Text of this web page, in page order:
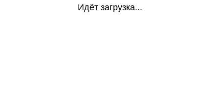
Идёт загрузка...